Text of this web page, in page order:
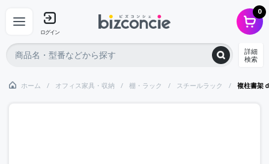
ログイン
0
詳細
検索
ホーム オフィス家具・収納 棚・ラック スチールラック 複柱書架